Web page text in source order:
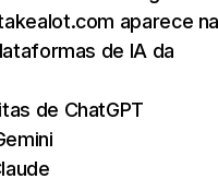
aparece
de IA da
de ChatGPT